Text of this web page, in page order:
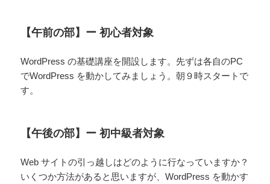
【午前の部】ー 初心者対象
WordPress の基礎講座を開設します。先ずは各自のPC
でWordPress を動かしてみましょう。朝９時スタートで
す。
【午後の部】ー 初中級者対象
Web サイトの引っ越しはどのように行なっていますか？
いくつか方法があると思いますが、WordPress を動かす